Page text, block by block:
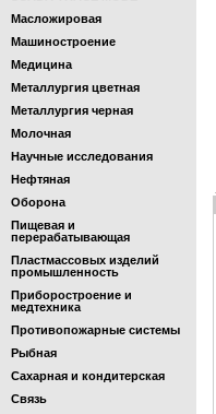
Масложировая
Машиностроение
Медицина
Металлургия цветная
Металлургия черная
Молочная
Научные исследования
Нефтяная
Оборона
Пищевая и
перерабатывающая
Пластмассовых изделий
промышленность
Приборостроение и
медтехника
Противопожарные системы
Рыбная
Сахарная и кондитерская
Связь